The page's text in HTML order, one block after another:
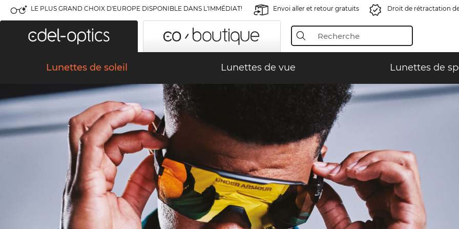
LE PLUS GRAND CHOIX D'EUROPE DISPONIBLE DANS L'IMMÉDIAT! Envoi aller et retour gratuits Droit de rétractation
Lunettes de soleil Lunettes de vue Lunettes de